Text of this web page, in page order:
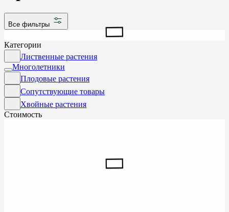
Все фильтры
Категории
Лиственные растения
Многолетники
Плодовые растения
Сопутствующие товары
Хвойные растения
Стоимость